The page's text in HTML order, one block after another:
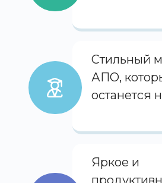
Стильный
АПО,
останется
Яркое и